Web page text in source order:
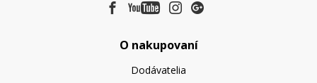
O nakupovaní
Dodávatelia